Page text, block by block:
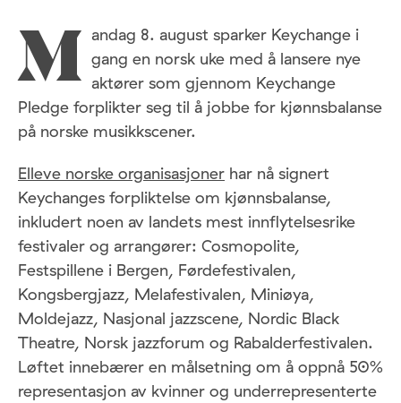
M andag 8. august sparker Keychange i
gang en norsk uke med å lansere nye
aktører som gjennom Keychange
Pledge forplikter seg til å jobbe for kjønnsbalanse
på norske musikkscener.
Elleve norske organisasjoner har nå signert
Keychanges forpliktelse om kjønnsbalanse,
inkludert noen av landets mest innflytelsesrike
festivaler og arrangører: Cosmopolite,
Festspillene i Bergen, Førdefestivalen,
Kongsbergjazz, Melafestivalen, Miniøya,
Moldejazz, Nasjonal jazzscene, Nordic Black
Theatre, Norsk jazzforum og Rabalderfestivalen.
Løftet innebærer en målsetning om å oppnå 50%
representasjon av kvinner og underrepresenterte